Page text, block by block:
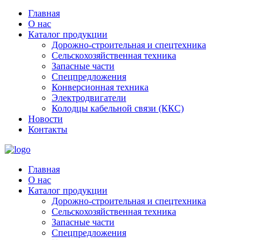
Главная
О нас
Каталог продукции
Дорожно-строительная и спецтехника
Сельскохозяйственная техника
Запасные части
Спецпредложения
Конверсионная техника
Электродвигатели
Колодцы кабельной связи (ККС)
Новости
Контакты
Главная
О нас
Каталог продукции
Дорожно-строительная и спецтехника
Сельскохозяйственная техника
Запасные части
Спецпредложения